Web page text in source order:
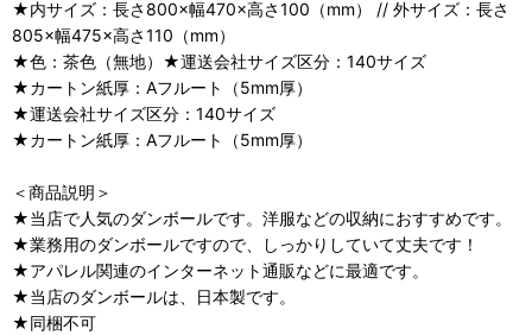
★内サイズ：長さ800×幅470×高さ100（mm） // 外サイズ：長さ
805×幅475×高さ110（mm）
★色：茶色（無地）★運送会社サイズ区分：140サイズ
★カートン紙厚：Aフルート（5mm厚）
★運送会社サイズ区分：140サイズ
★カートン紙厚：Aフルート（5mm厚）
＜商品説明＞
★当店で人気のダンボールです。洋服などの収納におすすめです。
★業務用のダンボールですので、しっかりしていて丈夫です！
★アパレル関連のインターネット通販などに最適です。
★当店のダンボールは、日本製です。
★同梱不可